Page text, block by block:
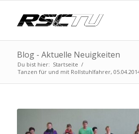
Blog - Aktuelle Neuigkeiten
Du bist hier: Startseite /
Tanzen für und mit Rollstuhlfahrer,